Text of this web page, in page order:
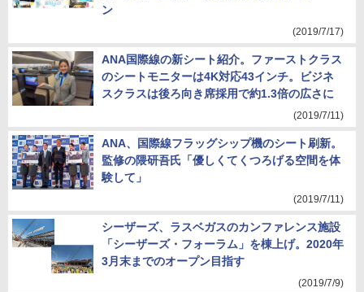
ン
(2019/7/17)
ANA国際線の新シート紹介。ファーストクラス
のシートモニターは4K対応43インチ。ビジネ
スクラスは後ろ向き席採用で約1.3倍の広さに
(2019/7/11)
ANA、国際線フラッグシップ機のシート刷新。
監修の隈研吾氏「優しくてくつろげる空間を体
験して」
(2019/7/11)
シーザーズ、ラスベガスのカンファレンス施設
「シーザーズ・フォーラム」を棟上げ。2020年
3月末までのオープン目指す
(2019/7/9)